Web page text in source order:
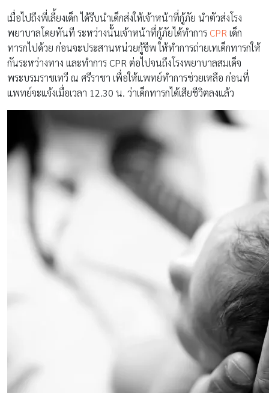
เมื่อไปถึงพี่เลี้ยงเด็ก ได้รีบนำเด็กส่งให้เจ้าหน้าที่กู้ภัย นำตัวส่งโรง
พยาบาลโดยทันที ระหว่างนั้นเจ้าหน้าที่กู้ภัยได้ทำการ CPR เด็ก
ทารกไปด้วย ก่อนจะประสานหน่วยกู้ชีพ ให้ทำการถ่ายเทเด็กทารกให้
กันระหว่างทาง และทำการ CPR ต่อไปจนถึงโรงพยาบาลสมเด็จ
พระบรมราชเทวี ณ ศรีราชา เพื่อให้แพทย์ทำการช่วยเหลือ ก่อนที่
แพทย์จะแจ้งเมื่อเวลา 12.30 น. ว่าเด็กทารกได้เสียชีวิตลงแล้ว